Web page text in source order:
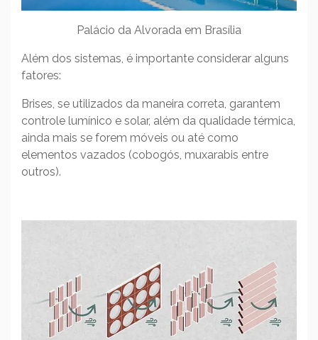
Palácio da Alvorada em Brasília
Além dos sistemas, é importante considerar alguns
fatores:
Brises, se utilizados da maneira correta, garantem
controle lumínico e solar, além da qualidade térmica,
ainda mais se forem móveis ou até como
elementos vazados (cobogós, muxarabis entre
outros).